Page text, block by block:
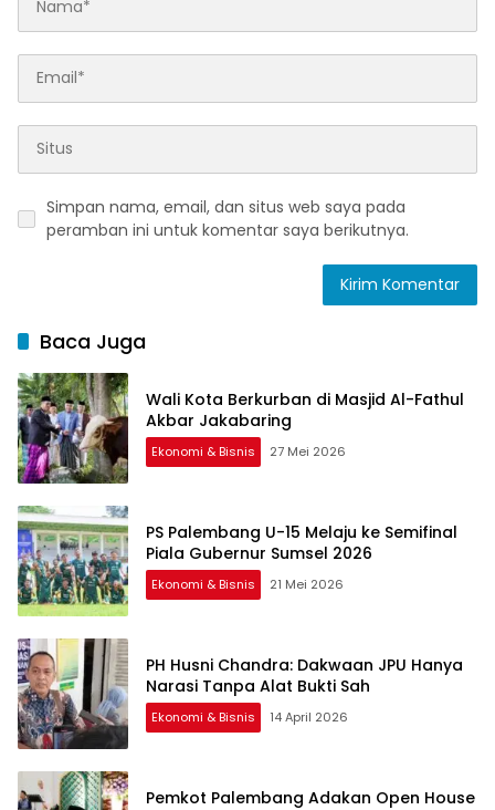
Simpan nama, email, dan situs web saya pada
peramban ini untuk komentar saya berikutnya.
Baca Juga
Wali Kota Berkurban di Masjid Al-Fathul
Akbar Jakabaring
Ekonomi & Bisnis 27 Mei 2026
PS Palembang U-15 Melaju ke Semifinal
Piala Gubernur Sumsel 2026
Ekonomi & Bisnis 21 Mei 2026
PH Husni Chandra: Dakwaan JPU Hanya
Narasi Tanpa Alat Bukti Sah
Ekonomi & Bisnis 14 April 2026
Pemkot Palembang Adakan Open House